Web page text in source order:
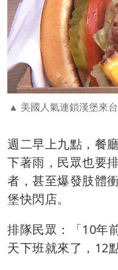
美國人氣連鎖漢堡來
週二早上九點，餐
下著雨，民眾也要
者，甚至爆發肢體
堡快閃店。
排隊民眾：「10年
天下班就來了，12